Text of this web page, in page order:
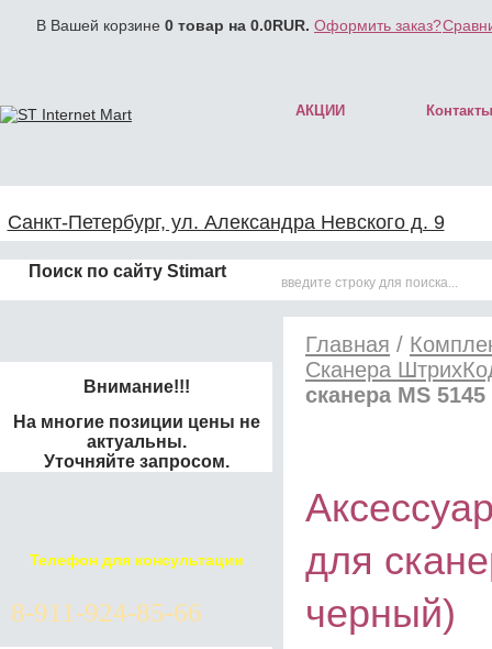
В Вашей корзине 0 товар на 0.0RUR. Оформить заказ?
АКЦИИ Контакты
Санкт-Петербург, ул. Александра Невского д. 9
Поиск по сайту Stimart
Внимание!!!
На многие позиции цены не
актуальны.
Уточняйте запросом.
Телефон для консультации
8-911-924-85-66
Главная /
Сканера
сканера MS
для
черный)